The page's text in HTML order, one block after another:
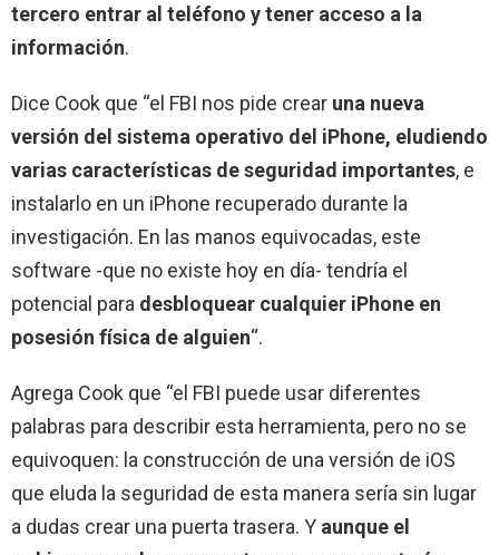
tercero entrar al teléfono y tener acceso a la
información.
Dice Cook que “el FBI nos pide crear una nueva
versión del sistema operativo del iPhone, eludiendo
varias características de seguridad importantes, e
instalarlo en un iPhone recuperado durante la
investigación. En las manos equivocadas, este
software -que no existe hoy en día- tendría el
potencial para desbloquear cualquier iPhone en
posesión física de alguien“.
Agrega Cook que “el FBI puede usar diferentes
palabras para describir esta herramienta, pero no se
equivoquen: la construcción de una versión de iOS
que eluda la seguridad de esta manera sería sin lugar
a dudas crear una puerta trasera. Y aunque el